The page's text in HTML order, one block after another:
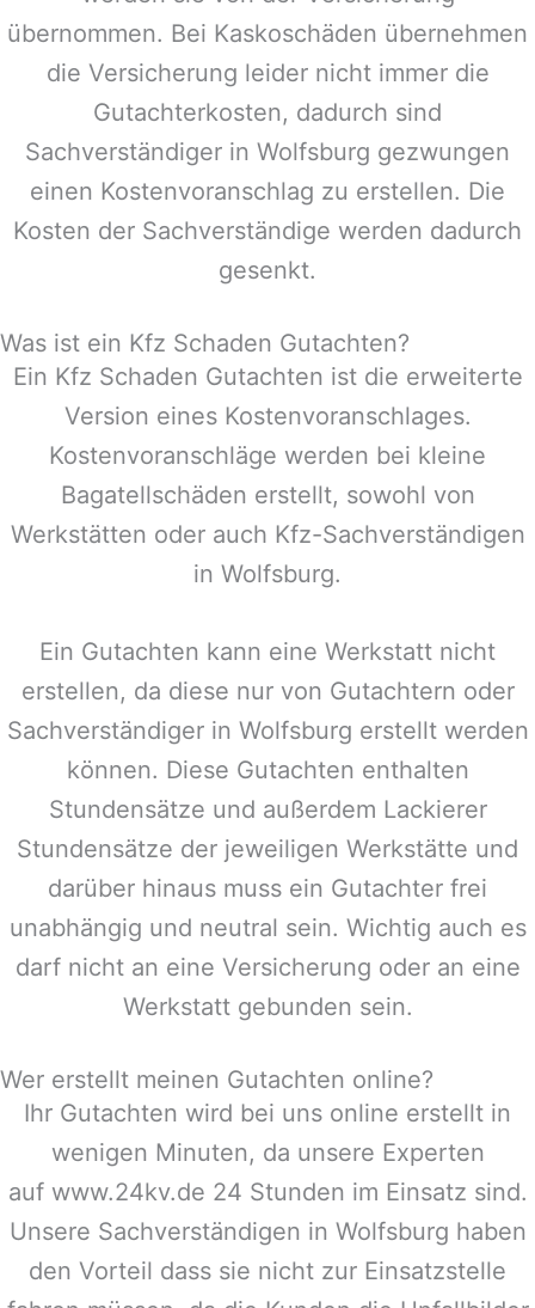
übernommen. Bei Kaskoschäden übernehmen
die Versicherung leider nicht immer die
Gutachterkosten, dadurch sind
Sachverständiger in Wolfsburg gezwungen
einen Kostenvoranschlag zu erstellen. Die
Kosten der Sachverständige werden dadurch
gesenkt.
Was ist ein Kfz Schaden Gutachten?
Ein Kfz Schaden Gutachten ist die erweiterte
Version eines Kostenvoranschlages.
Kostenvoranschläge werden bei kleine
Bagatellschäden erstellt, sowohl von
Werkstätten oder auch Kfz-Sachverständigen
in Wolfsburg.
Ein Gutachten kann eine Werkstatt nicht
erstellen, da diese nur von Gutachtern oder
Sachverständiger in Wolfsburg erstellt werden
können. Diese Gutachten enthalten
Stundensätze und außerdem Lackierer
Stundensätze der jeweiligen Werkstätte und
darüber hinaus muss ein Gutachter frei
unabhängig und neutral sein. Wichtig auch es
darf nicht an eine Versicherung oder an eine
Werkstatt gebunden sein.
Wer erstellt meinen Gutachten online?
Ihr Gutachten wird bei uns online erstellt in
wenigen Minuten, da unsere Experten
auf www.24kv.de 24 Stunden im Einsatz sind.
Unsere Sachverständigen in Wolfsburg haben
den Vorteil dass sie nicht zur Einsatzstelle